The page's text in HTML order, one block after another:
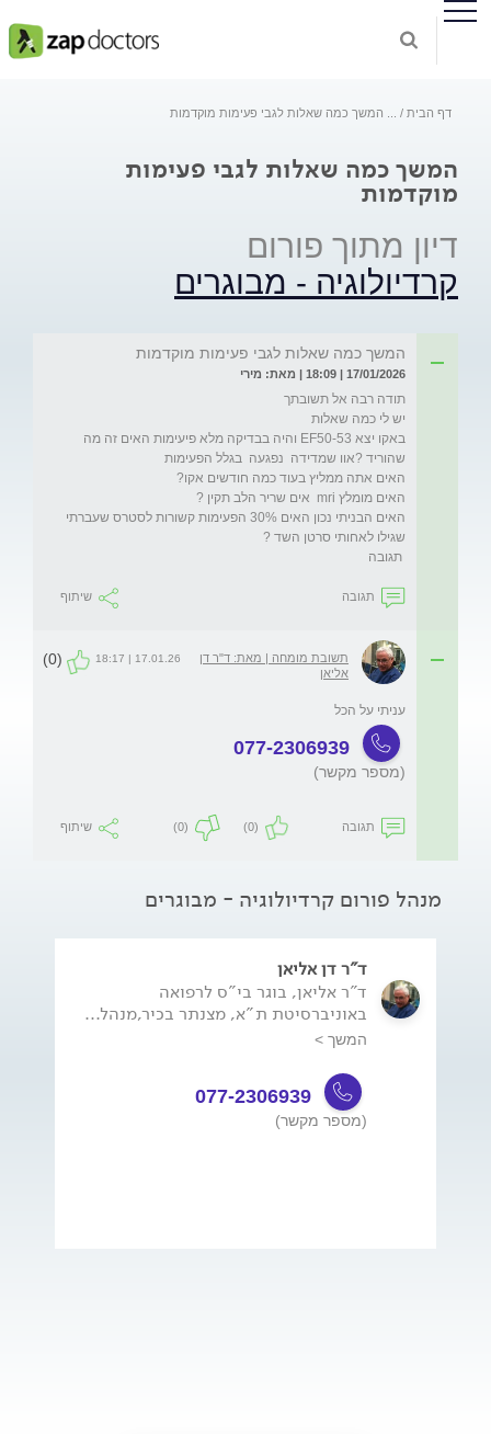
דף הבית המשך כמה שאלות לגבי פעימות מוקדמות
המשך כמה שאלות לגבי פעימות
מוקדמות
דיון מתוך פורום
קרדיולוגיה - מבוגרים
המשך כמה שאלות לגבי פעימות מוקדמות
17/01/2026 | 18:09 | מאת: מירי
באקו יצא EF50-53 והיה בבדיקה מלא פיעימות האים זה מה
האים הבניתי נכון האים 30% הפעימות קשורות לסטרס שעברתי
תגובה שיתוף
תשובת מומחה | מאת: ד"ר דן
אליאן
17.01.26 | 18:17
(0)
עניתי על הכל
077-2306939
(מספר מקשר)
תגובה (0)
(0) שיתוף
מנהל פורום קרדיולוגיה - מבוגרים
ד"ר דן אליאן
ד"ר אליאן, בוגר בי"ס לרפואה
באוניברסיטת ת"א, מצנתר בכיר,מנהל...
המשך >
077-2306939
(מספר מקשר)